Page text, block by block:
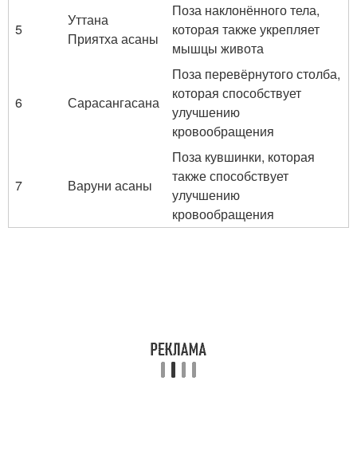
5
Уттана
Приятха асаны
Поза наклонённого тела,
которая также укрепляет
мышцы живота
6 Сарасангасана
Поза перевёрнутого столба,
которая способствует
улучшению
кровообращения
7 Варуни асаны
Поза кувшинки, которая
также способствует
улучшению
кровообращения